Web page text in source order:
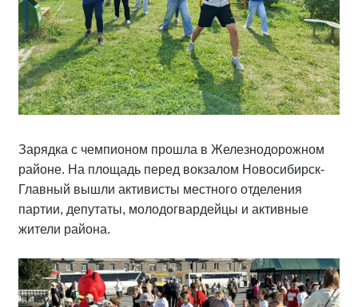
Зарядка с чемпионом прошла в Железнодорожном
районе. На площадь перед вокзалом Новосибирск-
Главный вышли активисты местного отделения
партии, депутаты, молодогвардейцы и активные
жители района.